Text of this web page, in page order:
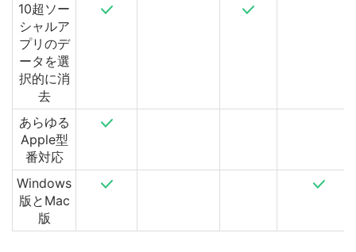
10超ソー
シャルア
プリのデ
ータを選
択的に消
去
あらゆる
Apple型
番対応
Windows
版とMac
版